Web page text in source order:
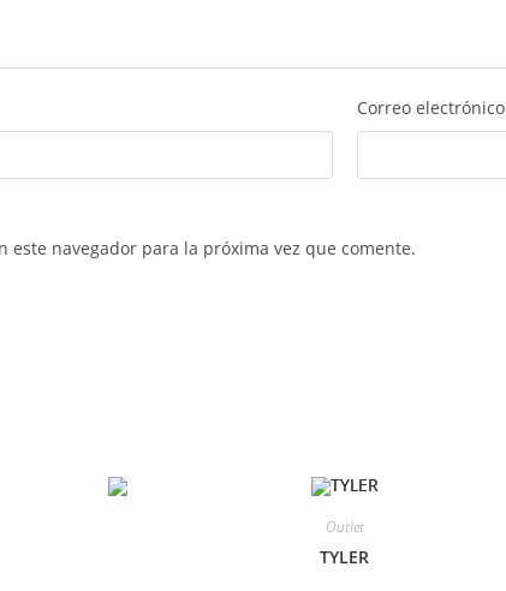
Correo electrónico
navegador para la próxima vez que comente.
Outlet
TYLER